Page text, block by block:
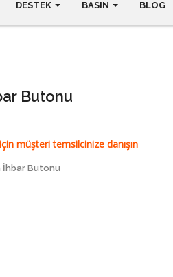
DESTEK BASIN BLOG
Butonu
müşteri temsilcinize danışın
İhbar Butonu